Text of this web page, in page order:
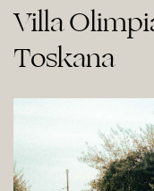
Villa
Toskana